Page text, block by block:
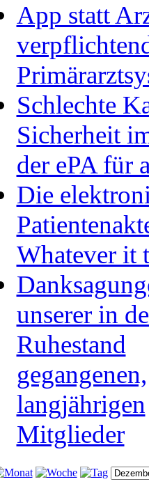
App statt
Schlechte
Sicherheit
der ePA für
Die
Whatever it
unserer in
Ruhestand
gegangenen,
langjährigen
Mitglieder